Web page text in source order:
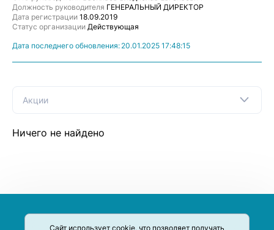
Сайт использует cookie, что позволяет получать
Должность руководителя ГЕНЕРАЛЬНЫЙ ДИРЕКТОР
Дата регистрации 18.09.2019
Статус организации Действующая
Дата последнего обновления: 20.01.2025 17:48:15
Акции
Ничего не найдено